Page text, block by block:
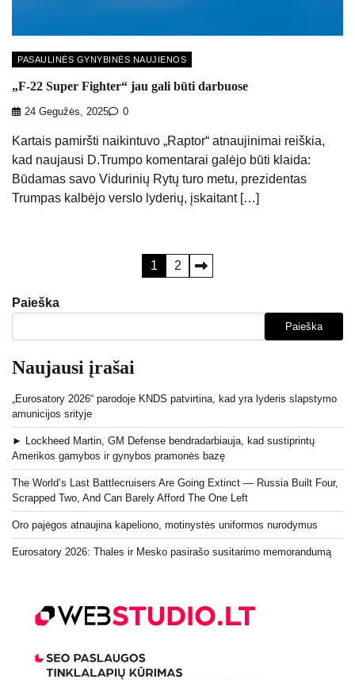
PASAULINĖS GYNYBINĖS NAUJIENOS
„F-22 Super Fighter“ jau gali būti darbuose
24 Gegužės, 2025 0
Kartais pamiršti naikintuvo „Raptor“ atnaujinimai reiškia,
kad naujausi D.Trumpo komentarai galėjo būti klaida:
Būdamas savo Vidurinių Rytų turo metu, prezidentas
Trumpas kalbėjo verslo lyderių, įskaitant […]
puslapiavimas
1 2
Paieška
Paieška
Naujausi įrašai
„Eurosatory 2026“ parodoje KNDS patvirtina, kad yra lyderis slapstymo
amunicijos srityje
► Lockheed Martin, GM Defense bendradarbiauja, kad sustiprintų
Amerikos gamybos ir gynybos pramonės bazę
The World’s Last Battlecruisers Are Going Extinct — Russia Built Four,
Scrapped Two, And Can Barely Afford The One Left
Oro pajėgos atnaujina kapeliono, motinystės uniformos nurodymus
Eurosatory 2026: Thales ir Mesko pasirašo susitarimo memorandumą